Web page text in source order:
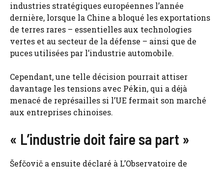
industries stratégiques européennes l’année
dernière, lorsque la Chine a bloqué les exportations
de terres rares – essentielles aux technologies
vertes et au secteur de la défense – ainsi que de
puces utilisées par l’industrie automobile.
Cependant, une telle décision pourrait attiser
davantage les tensions avec Pékin, qui a déjà
menacé de représailles si l’UE fermait son marché
aux entreprises chinoises.
« L’industrie doit faire sa part »
Šefčovič a ensuite déclaré à L’Observatoire de